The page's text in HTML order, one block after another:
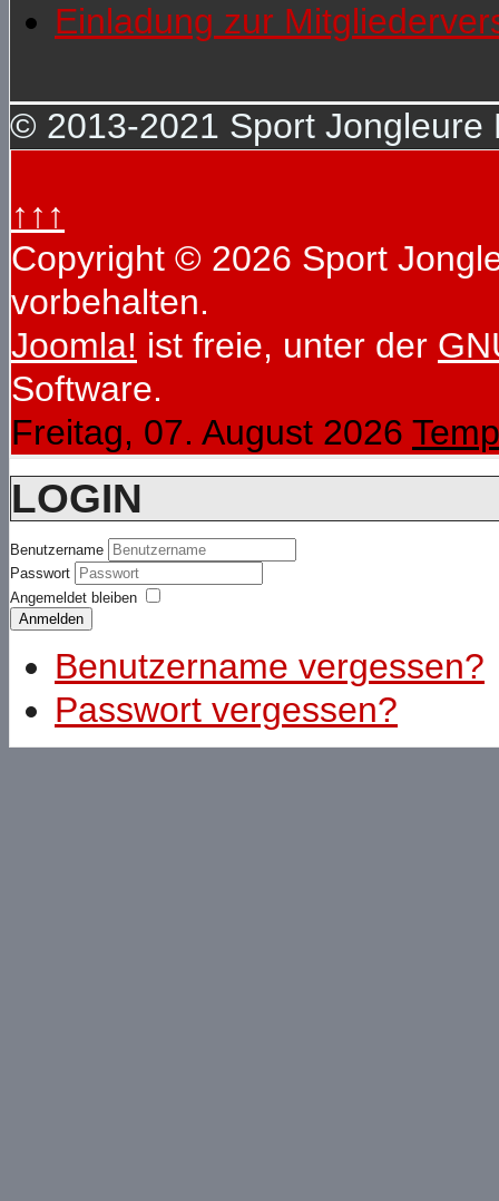
Einladung zur
© 2013-2021 Sport Jongleure
↑↑↑
Copyright © 2026 Sport
vorbehalten.
Joomla! ist freie, unter der
Software.
Freitag, 07. August 2026
LOGIN
Benutzername
Passwort
Angemeldet bleiben
Anmelden
Benutzername vergessen?
Passwort vergessen?